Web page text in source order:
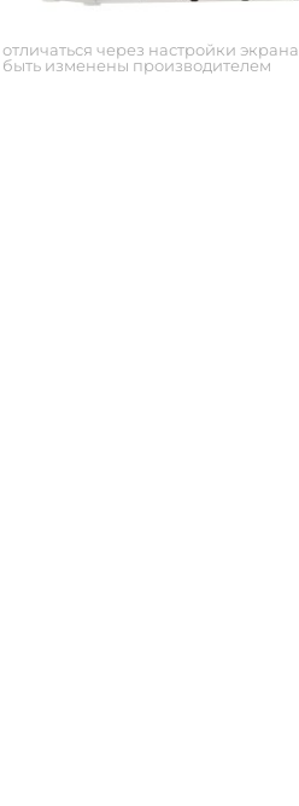
через настройки
быть изменены производителем